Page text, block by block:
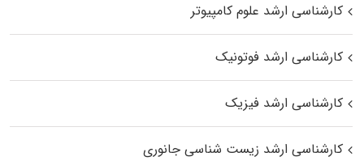
کارشناسی ارشد علوم کامپیوتر
کارشناسی ارشد فوتونیک
کارشناسی ارشد فیزیک
کارشناسی ارشد زیست‌ شناسی جانوری